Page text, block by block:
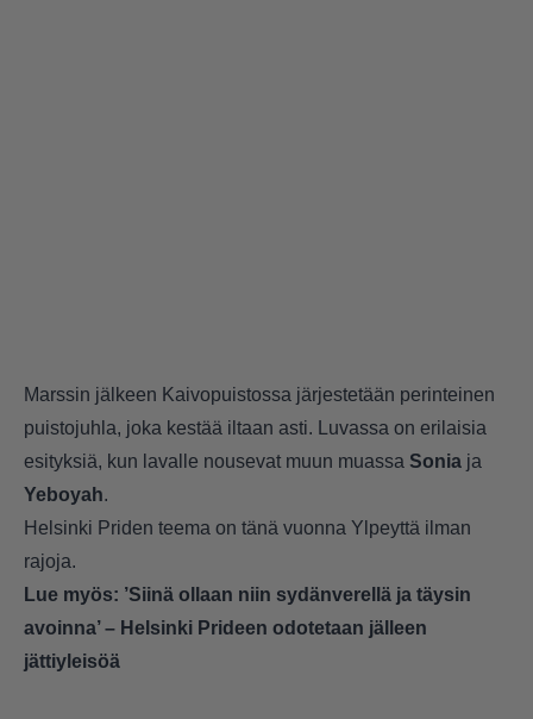
Marssin jälkeen Kaivopuistossa järjestetään perinteinen
puistojuhla, joka kestää iltaan asti. Luvassa on erilaisia
esityksiä, kun lavalle nousevat muun muassa Sonia ja
Yeboyah.
Helsinki Priden teema on tänä vuonna Ylpeyttä ilman
rajoja.
Lue myös: ’Siinä ollaan niin sydänverellä ja täysin
avoinna’ – Helsinki Prideen odotetaan jälleen
jättiyleisöä